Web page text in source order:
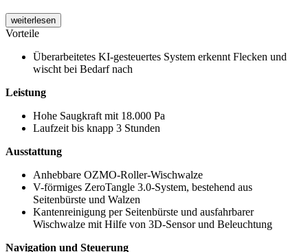
weiterlesen
Vorteile
Überarbeitetes KI-gesteuertes System erkennt Flecken und
wischt bei Bedarf nach
Leistung
Hohe Saugkraft mit 18.000 Pa
Laufzeit bis knapp 3 Stunden
Ausstattung
Anhebbare OZMO-Roller-Wischwalze
V-förmiges ZeroTangle 3.0-System, bestehend aus
Seitenbürste und Walzen
Kantenreinigung per Seitenbürste und ausfahrbarer
Wischwalze mit Hilfe von 3D-Sensor und Beleuchtung
Navigation und Steuerung